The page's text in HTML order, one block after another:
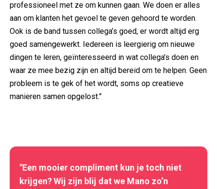
professioneel met ze om kunnen gaan. We doen er alles
aan om klanten het gevoel te geven gehoord te worden.
Ook is de band tussen collega’s goed, er wordt altijd erg
goed samengewerkt. Iedereen is leergierig om nieuwe
dingen te leren, geïnteresseerd in wat collega’s doen en
waar ze mee bezig zijn en altijd bereid om te helpen. Geen
probleem is te gek of het wordt, soms op creatieve
manieren samen opgelost.”
"Een mooier compliment kun je toch niet
krijgen? Wij zijn blij dat we Mano zo’n